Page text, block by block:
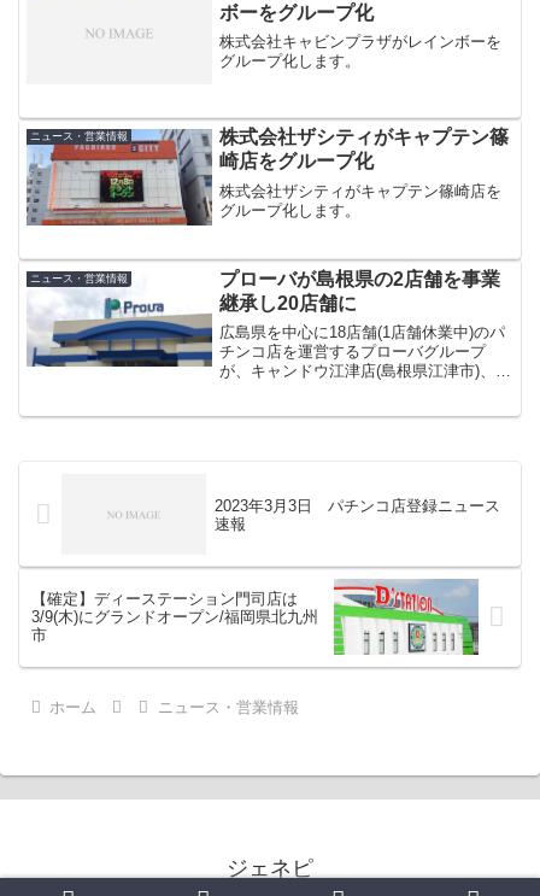
ボーをグループ化
株式会社キャビンプラザがレインボーを
グループ化します。
ニュース・営業情報
株式会社ザシティがキャプテン篠
崎店をグループ化
株式会社ザシティがキャプテン篠崎店を
グループ化します。
ニュース・営業情報
プローバが島根県の2店舗を事業
継承し20店舗に
広島県を中心に18店舗(1店舗休業中)のパ
チンコ店を運営するプローバグループ
が、キャンドウ江津店(島根県江津市)、浜
2023年3月3日 パチンコ店登録ニュース
速報
【確定】ディーステーション門司店は
3/9(木)にグランドオープン/福岡県北九州
市
ホーム ニュース・営業情報
ジェネピ